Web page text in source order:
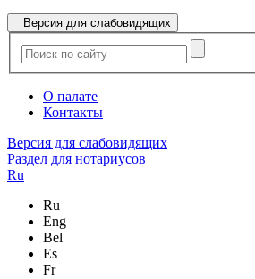
Версия для слабовидящих
О палате
Контакты
Версия для слабовидящих
Раздел для нотариусов
Ru
Ru
Eng
Bel
Es
Fr